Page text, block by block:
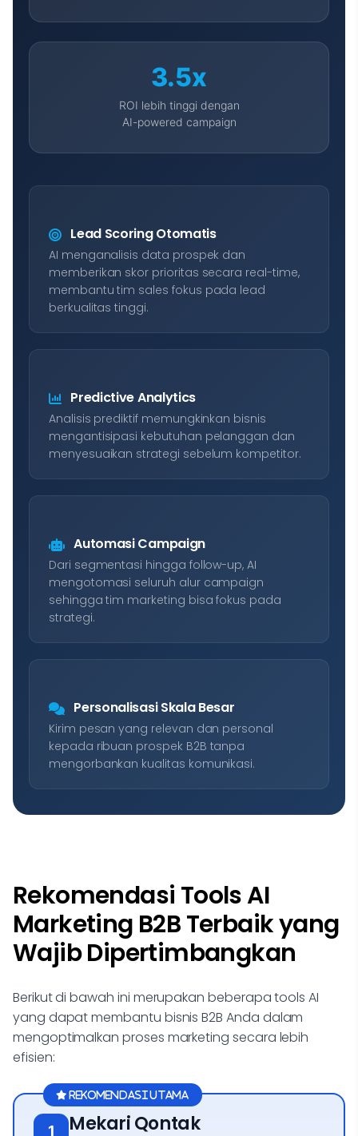
3.5x
ROI lebih tinggi dengan
AI-powered campaign
Lead Scoring Otomatis
AI menganalisis data prospek dan
memberikan skor prioritas secara real-time,
membantu tim sales fokus pada lead
berkualitas tinggi.
Predictive Analytics
Analisis prediktif memungkinkan bisnis
mengantisipasi kebutuhan pelanggan dan
menyesuaikan strategi sebelum kompetitor.
Automasi Campaign
Dari segmentasi hingga follow-up, AI
mengotomasi seluruh alur campaign
sehingga tim marketing bisa fokus pada
strategi.
Personalisasi Skala Besar
Kirim pesan yang relevan dan personal
kepada ribuan prospek B2B tanpa
mengorbankan kualitas komunikasi.
Rekomendasi Tools AI
Marketing B2B Terbaik yang
Wajib Dipertimbangkan
Berikut di bawah ini merupakan beberapa tools AI
yang dapat membantu bisnis B2B Anda dalam
mengoptimalkan proses marketing secara lebih
efisien:
1 Mekari Qontak